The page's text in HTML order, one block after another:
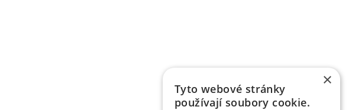
×
Tyto webové stránky
používají soubory cookie.